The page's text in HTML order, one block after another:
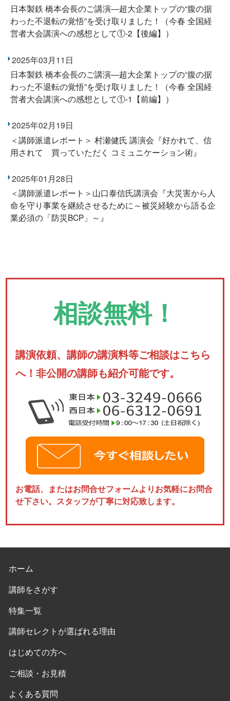
日本製鉄 橋本会長のご講演―超大企業トップの“腹の据
わった不退転の覚悟”を受け取りました！（今春 全国経
営者大会講演への感想として①-2【後編】）
2025年03月11日
日本製鉄 橋本会長のご講演―超大企業トップの“腹の据
わった不退転の覚悟”を受け取りました！（今春 全国経
営者大会講演への感想として①-1【前編】）
2025年02月19日
＜講師派遣レポート＞ 村瀬健氏 講演会『好かれて、信
用されて 買っていただく コミュニケーション術』
2025年01月28日
＜講師派遣レポート＞山口泰信氏講演会『大災害から人
命を守り事業を継続させるために～被災経験から語る企
業必須の「防災BCP」～』
相談無料！
講演依頼、講師の講演料等ご相談はこちら
へ！非公開の講師も紹介可能です。
お電話、またはお問合せフォームよりお気軽にお問合
せ下さい。スタッフが丁寧に対応致します。
ホーム
講師をさがす
特集一覧
講師セレクトが選ばれる理由
はじめての方へ
ご相談・お見積
よくある質問